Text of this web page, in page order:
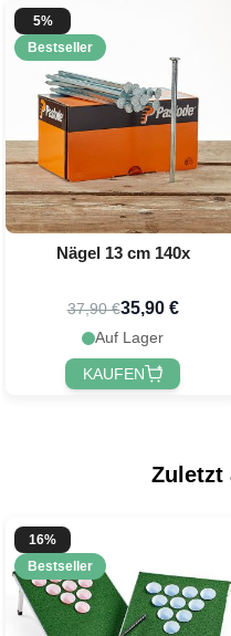
5%
Bestseller
Nägel 13 cm 140x
37,90 €35,90 €
Auf Lager
KAUFEN
Zuletzt
16%
Bestseller